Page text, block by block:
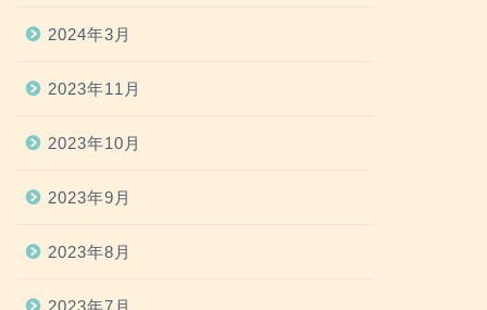
2024年3月
2023年11月
2023年10月
2023年9月
2023年8月
2023年7月